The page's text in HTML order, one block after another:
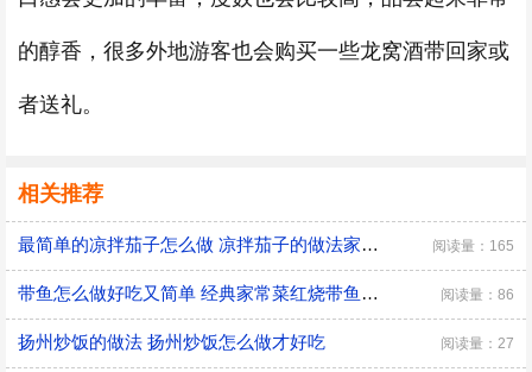
的醇香，很多外地游客也会购买一些龙窝酒带回家或
者送礼。
相关推荐
最简单的凉拌茄子怎么做 凉拌茄子的做法家常窍门 阅读量：165
带鱼怎么做好吃又简单 经典家常菜红烧带鱼的做法 阅读量：86
扬州炒饭的做法 扬州炒饭怎么做才好吃 阅读量：27